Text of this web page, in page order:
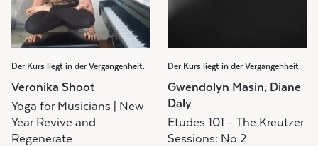
Der Kurs liegt in der Vergangenheit.
Veronika Shoot
Yoga for Musicians | New
Year Revive and
Regenerate
Der Kurs liegt in der Vergangenheit.
Gwendolyn Masin, Diane
Daly
Etudes 101 - The Kreutzer
Sessions: No 2